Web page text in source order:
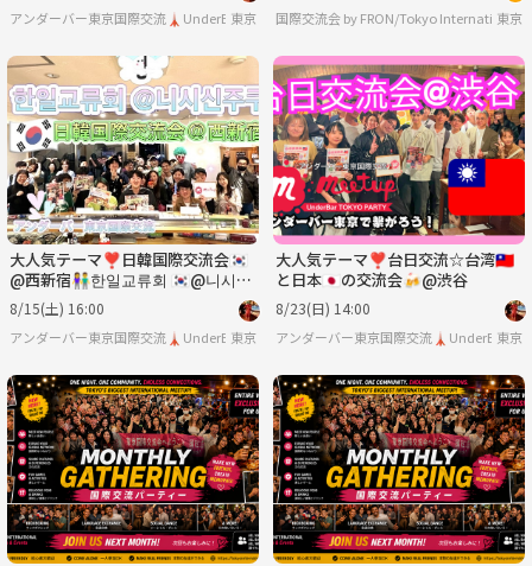
アンダーバー東京国際交流🗼UnderBar TOKYO PARTY
東京 東京
大人気テーマ❣️日韓国際交流会🇰🇷
@西新宿👫한일교류회 🇰🇷@니시신
주쿠
8/15(土) 16:00
アンダーバー東京国際交流🗼UnderBar TOKYO PARTY
東京
大人気テーマ❣️台日交流☆台湾🇹🇼
と日本🇯🇵の交流会🍻@渋谷
8/23(日) 14:00
アンダーバー東京国際交流🗼UnderBar東京